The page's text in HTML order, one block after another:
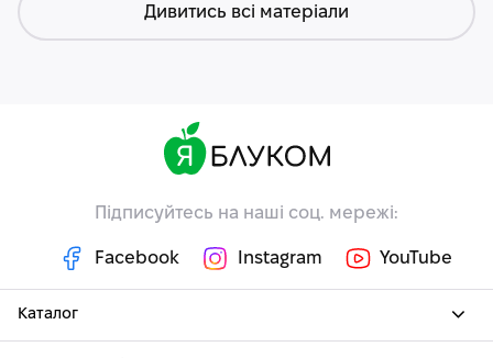
Дивитись всі матеріали
Підписуйтесь на наші соц. мережі:
Facebook Instagram YouTube
Каталог